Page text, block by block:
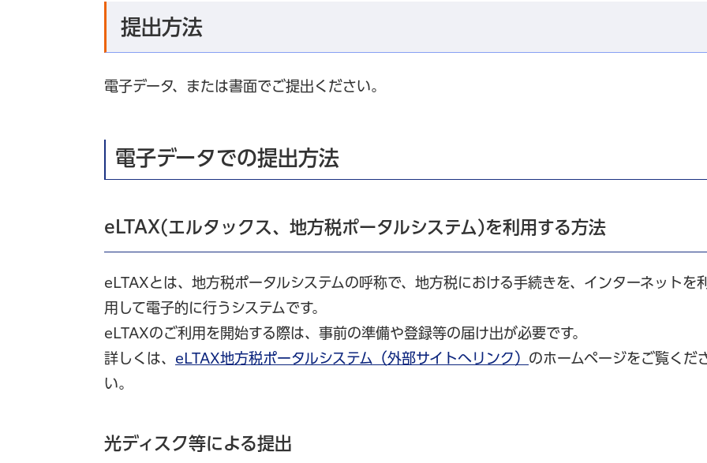
提出方法
電子データ、または書面でご提出ください。
電子データでの提出方法
eLTAX(エルタックス、地方税ポータルシステム)を利用する方法
eLTAXとは、地方税ポータルシステムの呼称で、地方税における手続きを、インターネットを
用して電子的に行うシステムです。
eLTAXのご利用を開始する際は、事前の準備や登録等の届け出が必要です。
詳しくは、 eLTAX地方税ポータルシステム（外部サイトへリンク） のホームページをご覧くだ
い。
光ディスク等による提出